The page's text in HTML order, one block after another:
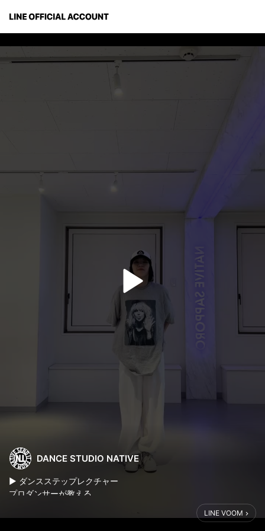
DANCE STUDIO NATIVE
▶︎ ダンスステップレクチャー
プロダンサーが教える
◆ロジャーラビット_音楽
LINE VOOM